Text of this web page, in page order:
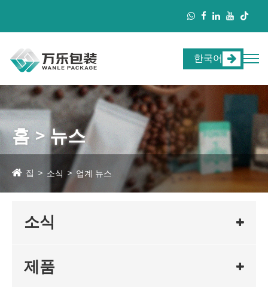
한국어
홈 > 뉴스
집 소식 업계 뉴스
소식
제품